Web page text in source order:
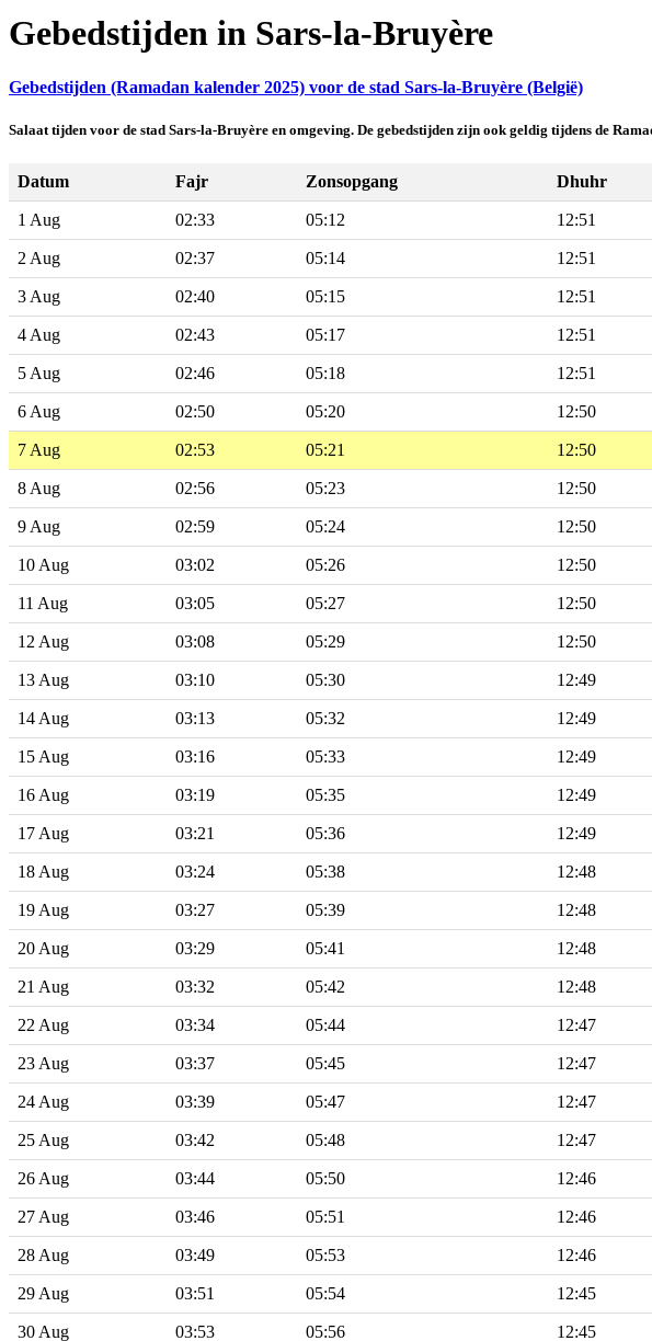
Gebedstijden in Sars-la-Bruyère
Gebedstijden (Ramadan kalender 2025) voor de stad Sars-la-Bruyère (België)
Salaat tijden voor de stad Sars-la-Bruyère en omgeving. De gebedstijden zijn ook geldig tijdens de
Datum Fajr Zonsopgang Dhuhr
1 Aug 02:33 05:12 12:51
2 Aug 02:37 05:14 12:51
3 Aug 02:40 05:15 12:51
4 Aug 02:43 05:17 12:51
5 Aug 02:46 05:18 12:51
6 Aug 02:50 05:20 12:50
7 Aug 02:53 05:21 12:50
8 Aug 02:56 05:23 12:50
9 Aug 02:59 05:24 12:50
10 Aug 03:02 05:26 12:50
11 Aug 03:05 05:27 12:50
12 Aug 03:08 05:29 12:50
13 Aug 03:10 05:30 12:49
14 Aug 03:13 05:32 12:49
15 Aug 03:16 05:33 12:49
16 Aug 03:19 05:35 12:49
17 Aug 03:21 05:36 12:49
18 Aug 03:24 05:38 12:48
19 Aug 03:27 05:39 12:48
20 Aug 03:29 05:41 12:48
21 Aug 03:32 05:42 12:48
22 Aug 03:34 05:44 12:47
23 Aug 03:37 05:45 12:47
24 Aug 03:39 05:47 12:47
25 Aug 03:42 05:48 12:47
26 Aug 03:44 05:50 12:46
27 Aug 03:46 05:51 12:46
28 Aug 03:49 05:53 12:46
29 Aug 03:51 05:54 12:45
30 Aug 03:53 05:56 12:45